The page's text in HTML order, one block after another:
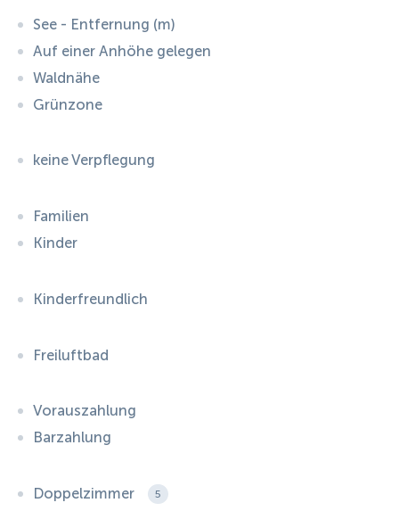
See - Entfernung (m)
Auf einer Anhöhe gelegen
Waldnähe
Grünzone
keine Verpflegung
Familien
Kinder
Kinderfreundlich
Freiluftbad
Vorauszahlung
Barzahlung
Doppelzimmer 5